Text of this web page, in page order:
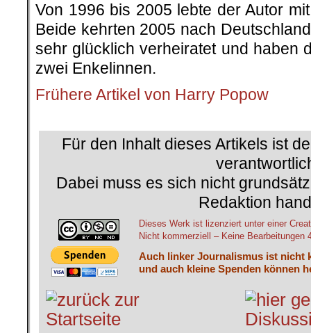
Von 1996 bis 2005 lebte der Autor
Beide kehrten 2005 nach
sehr glücklich verheiratet und haben
zwei Enkelinnen.
Frühere Artikel von Harry Popow
Für den Inhalt dieses Artikels ist
Dabei muss es sich nicht
Redaktion
Dieses Werk ist lizenziert unter einer
Nicht kommerziell – Keine Bearbeitungen
Auch linker Journalismus ist nicht
und auch kleine Spenden können